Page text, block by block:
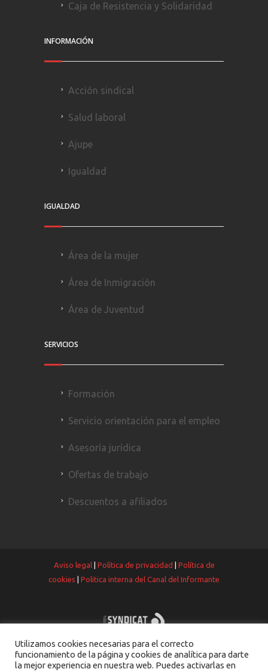
Caja de Resistencia y Solidaridad
INFORMACIÓN
Acción sindical
Salud laboral
Ajupe
Igualdad
IGUALDAD
Área de la mujer
Área de Inmigración
Área de Juventud
SERVICIOS
Formación
Servicio orientación para el empleo
Asesoría jurídica
Ofertas de trabajo
Descuentos a afiliados
Aviso legal| Política de privacidad
Política de
cookies
Politica interna del Canal del Informante
Utilizamos cookies necesarias para el correcto
funcionamiento de la página y cookies de analítica para darte
la mejor experiencia en nuestra web. Puedes activarlas en